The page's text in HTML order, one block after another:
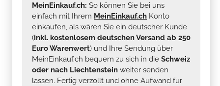
MeinEinkauf.ch: So können Sie bei uns
einfach mit Ihrem MeinEinkauf.ch Konto
einkaufen, als wären Sie ein deutscher Kunde
(inkl. kostenlosem deutschen Versand ab 250
Euro Warenwert) und Ihre Sendung über
MeinEinkauf.ch bequem zu sich in die Schweiz
oder nach Liechtenstein weiter senden
lassen. Fertig verzollt und ohne Aufwand für